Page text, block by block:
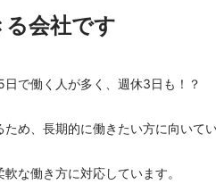
会社です
で働く人が多く、週休3日も！？
め、長期的に働きたい方に向いて
な働き方に対応しています。